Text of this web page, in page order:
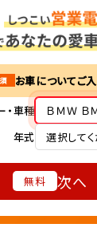
お車についてご
・車種
ＢＭＷ Ｂ
年式
選択して
無料 次へ